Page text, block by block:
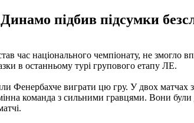
підбив підсумки
час національного чемпіонату, не
в останньому турі групового етапу ЛЕ.
Фенербахче виграти цю гру. У двох матчах
команда з сильними гравцями. Вони